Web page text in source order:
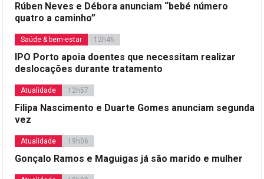
Rúben Neves e Débora anunciam “bebé número
quatro a caminho”
Saúde & bem-estar 12h46
IPO Porto apoia doentes que necessitam realizar
deslocações durante tratamento
Atualidade 12h57
Filipa Nascimento e Duarte Gomes anunciam segunda
vez
Atualidade 19h06
Gonçalo Ramos e Maguigas já são marido e mulher